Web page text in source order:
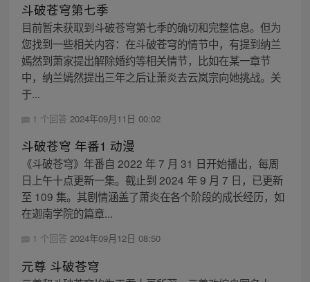
斗破苍穹第七季
目前暂未获取到斗破苍穹第七季的确切和完整信息。但为
您找到一些相关内容：在斗破苍穹的情节中，有提到纳兰
嫣然到萧家提出解除婚约等相关情节，比如在某一章节
中，纳兰嫣然提出三年之后让萧炎去云岚宗向她挑战。关
于...
1 个回答 2024年09月11日 00:02
斗破苍穹 年番1 动漫
《斗破苍穹》年番自 2022 年 7 月 31 日开始播出，每周
日上午十点更新一集。截止到 2024 年 9 月 7 日，已更新
至 109 集。其剧情涵盖了萧炎在各个阶段的成长经历，如
在迦南学院的篇章...
1 个回答 2024年09月12日 08:50
元尊 斗破苍穹